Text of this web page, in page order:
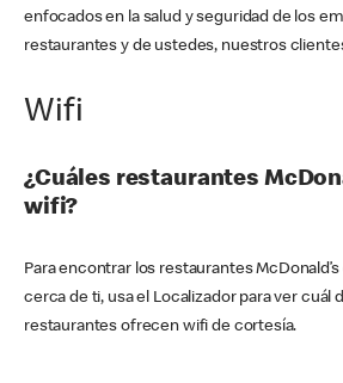
enfocados en la salud y seguridad de los
restaurantes y de ustedes, nuestros
Wifi
¿Cuáles restaurantes
wifi?
Para encontrar los restaurantes
cerca de ti, usa el Localizador para ver cuál
restaurantes ofrecen wifi de cortesía.